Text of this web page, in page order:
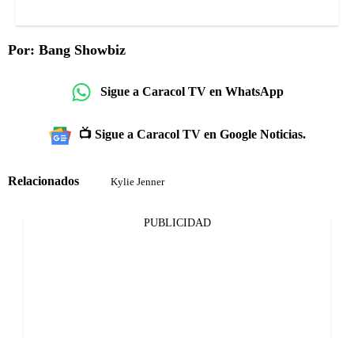
Por: Bang Showbiz
Sigue a Caracol TV en WhatsApp
📺 Sigue a Caracol TV en Google Noticias.
Relacionados Kylie Jenner
PUBLICIDAD